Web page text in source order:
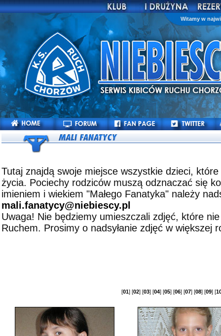
Witamy w
Tutaj znajdą swoje miejsce wszystkie dzieci,
życia. Pociechy rodziców muszą odznaczać się
imieniem i wiekiem "Małego Fanatyka" należy
mali.fanatycy@niebiescy.pl
Uwaga! Nie będziemy umieszczali zdjęć, które
Ruchem. Prosimy o nadsyłanie zdjęć w większej
[01] [02] [03] [04] [05] [06] [07] [08] [09] [